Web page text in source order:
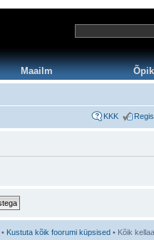
Maailm Õpik
KKK
• Kustuta kõik foorumi küpsised • Kõik